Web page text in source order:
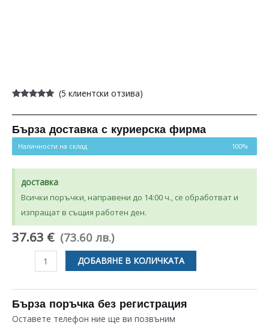
4.80от 5,
на
потребителски
оценки
(5 клиентски отзива)
Бърза доставка с куриерска фирма
Наличности на склад 100%
доставка
Всички поръчки, направени до 14:00 ч., се обработват и
изпращат в същия работен ден.
37.63 € (73.60 лв.)
количество
НАГРЕВАТЕЛ
HARVIA
ЗА
ДОБАВЯНЕ В КОЛИЧКАТА
Бърза поръчка без регистрация
Оставете телефон ние ще ви позвъним